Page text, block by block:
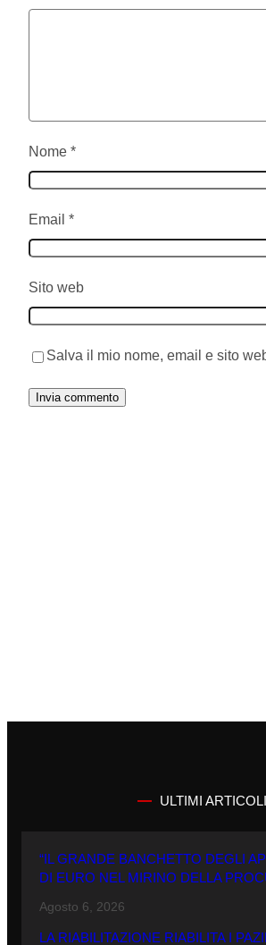
Nome *
Email *
Sito web
Salva il mio nome, email e sito
ULTIMI ARTICOLI
“IL GRANDE BANCHETTO DEGLI
DI EURO NEL MIRINO DELLA
Agosto 6, 2026
LA RIABILITAZIONE RIABILITA I